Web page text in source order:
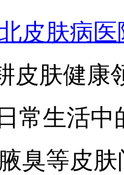
皮肤病医
皮肤健康
常生活
臭等皮